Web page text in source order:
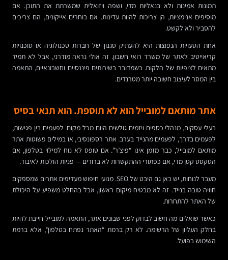
תמונות אמינות ולא בנאליות מדי, ושפה ויזואלית שמשרתת את התוכן. אם
מוסיפים אנימציות, הן צריכות להיות עדינות. אם בוחרים אייקונים, הם צריכים
להסביר ולא לקשט.
אחת הטעויות הנפוצות היא להעתיק סגנון של חברות טכנולוגיה או סוכנויות
קריאייטיב לאתר של משרד רואי חשבון. זה אולי נראה מודרני, אבל לא תמיד
מתאים לציפיות של הלקוח. כשמדובר בשירותים פיננסיים וחשבונאיים, התאמה
בין המסר לעיצוב חשובה יותר מטרנדים.
אתר מותאם למובייל הוא לא תוספת. הוא תנאי בסיס
בעלי עסקים, מנהלי כספים ויזמים גולשים היום מכל מקום. לפעמים בין פגישות,
לפעמים בדרך, לפעמים מהנייד בערב. אתר רספונסיבי, או במילים פשוטות אתר
מותאם למובייל, כבר מזמן אינו “פיצ’ר”. אם טופס לא נוח למילוי בטלפון, אם
הטקסט קטן מדי, אם כפתורי ההתקשרות לא ברורים — פניות הולכות לאיבוד.
מעבר לנוחות, יש כאן גם היבט של SEO. מנועי חיפוש מעדיפים אתרים שמספקים
חוויה טובה בנייד. זה לא מבטיח מיקום ראשון, אבל בהחלט משפיע על היכולת
של האתר להתחרות.
כאשר שואלים מה חשוב לבדוק לפני שבונים אתר, התאמה למובייל חייבת להיות
בחלק העליון של הרשימה. לא רק ברמת “האתר נפתח בטלפון”, אלא ברמת
השימוש בפועל.